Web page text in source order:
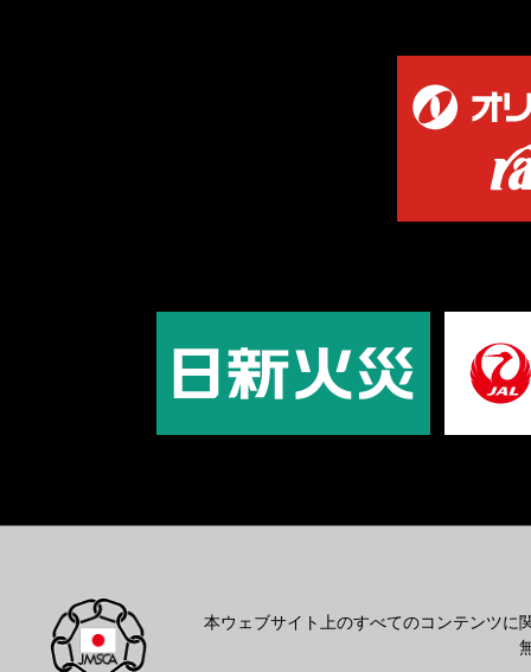
本ウェブサイト上のすべてのコンテンツに